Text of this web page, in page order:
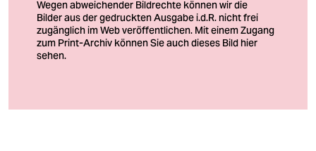
gesellschaft
kultur
berlin